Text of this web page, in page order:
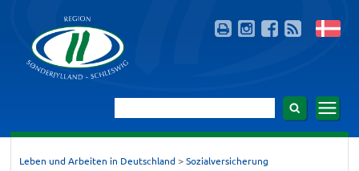
Leben und Arbeiten in Deutschland > Sozialversicherung